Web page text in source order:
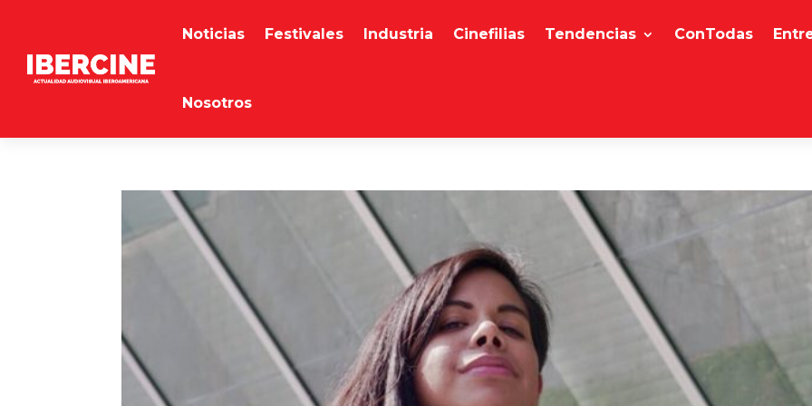
Noticias Festivales Industria Cinefilias Tendencias ConTodas
Nosotros